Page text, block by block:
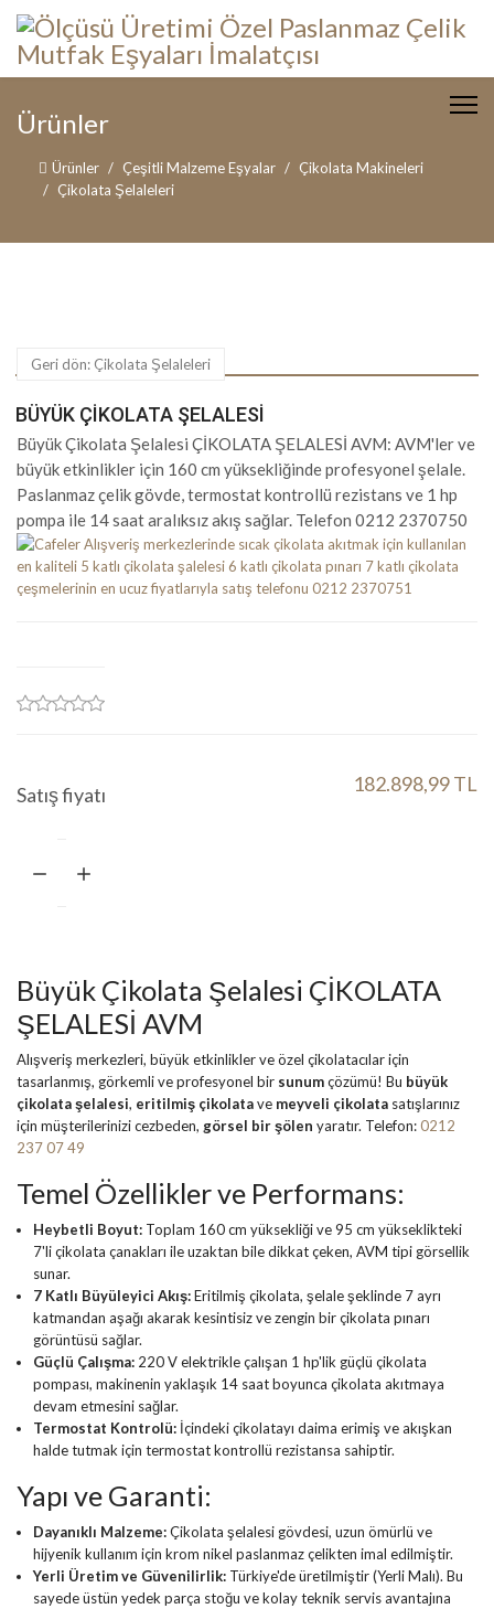
Ürünler
Ürünler Çeşitli Malzeme Eşyalar
Çikolata Makineleri
Çikolata Şelaleleri
Geri dön: Çikolata Şelaleleri
BÜYÜK ÇIKOLATA ŞELALESI
Büyük Çikolata Şelalesi ÇİKOLATA ŞELALESİ AVM: AVM'ler ve
büyük etkinlikler için 160 cm yüksekliğinde profesyonel şelale.
Paslanmaz çelik gövde, termostat kontrollü rezistans ve 1 hp
pompa ile 14 saat aralıksız akış sağlar. Telefon 0212 2370750
Satış fiyatı 182.898,99 TL
Büyük Çikolata Şelalesi ÇİKOLATA
ŞELALESİ AVM
Alışveriş merkezleri, büyük etkinlikler ve özel çikolatacılar için
tasarlanmış, görkemli ve profesyonel bir sunumçözümü! Bu büyük
çikolata şelalesi, eritilmiş çikolatave meyveli çikolata satışlarınız
için müşterilerinizi cezbeden, görsel bir şölen yaratır. Telefon:0212
237 07 49
Temel Özellikler ve Performans:
Heybetli Boyut: Toplam 160 cm yüksekliği ve 95 cm yükseklikteki
7'li çikolata çanakları ile uzaktan bile dikkat çeken, AVM tipi görsellik
sunar.
7 Katlı Büyüleyici Akış:Eritilmiş çikolata, şelale şeklinde 7 ayrı
katmandan aşağı akarak kesintisiz ve zengin bir çikolata pınarı
görüntüsü sağlar.
Güçlü Çalışma: 220 V elektrikle çalışan 1 hp'lik güçlü çikolata
pompası, makinenin yaklaşık 14 saat boyunca çikolata akıtmaya
devam etmesini sağlar.
Termostat Kontrolü: İçindeki çikolatayı daima erimiş ve akışkan
halde tutmak için termostat kontrollü rezistansa sahiptir.
Yapı ve Garanti:
Dayanıklı Malzeme:Çikolata şelalesi gövdesi, uzun ömürlü ve
hijyenik kullanım için krom nikel paslanmaz çelikten imal edilmiştir.
Yerli Üretim ve Güvenilirlik: Türkiye'de üretilmiştir (Yerli Malı). Bu
sayede üstün yedek parça stoğu ve kolay teknik servis avantajına